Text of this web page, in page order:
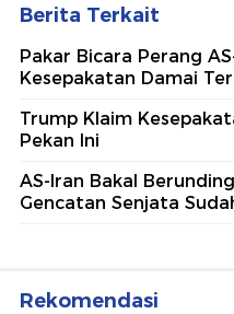
Berita Terkait
Pakar Bicara Perang
Kesepakatan Damai
Trump Klaim
Pekan Ini
AS-Iran Bakal
Gencatan Senjata
Rekomendasi